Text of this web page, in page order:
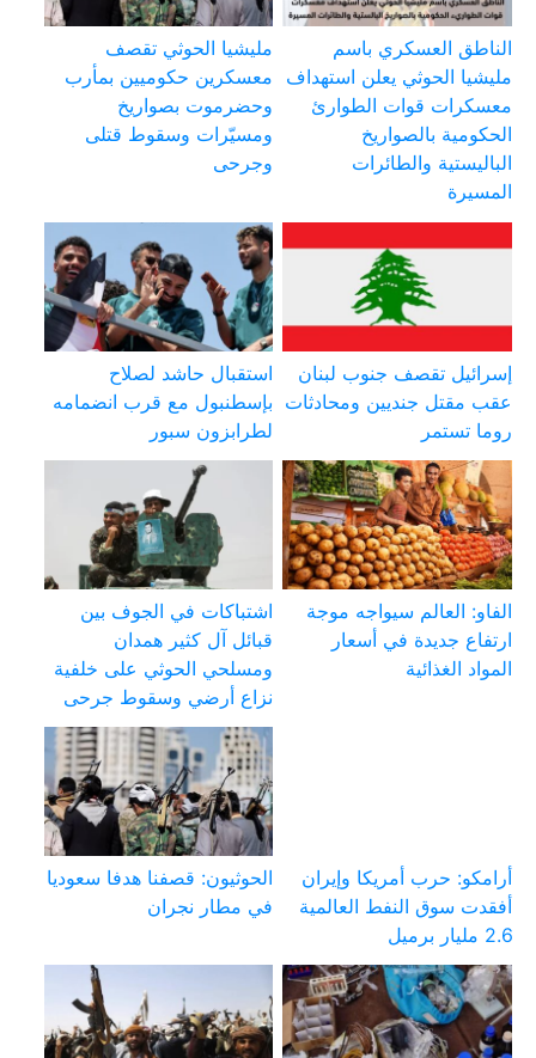
الناطق العسكري باسم
مليشيا الحوثي يعلن استهداف
معسكرات قوات الطوارئ
الحكومية بالصواريخ
الباليستية والطائرات
المسيرة
مليشيا الحوثي تقصف
معسكرين حكوميين بمأرب
وحضرموت بصواريخ
ومسيّرات وسقوط قتلى
وجرحى
إسرائيل تقصف جنوب لبنان
عقب مقتل جنديين ومحادثات
روما تستمر
استقبال حاشد لصلاح
بإسطنبول مع قرب انضمامه
لطرابزون سبور
الفاو: العالم سيواجه موجة
ارتفاع جديدة في أسعار
المواد الغذائية
اشتباكات في الجوف بين
قبائل آل كثير همدان
ومسلحي الحوثي على خلفية
نزاع أرضي وسقوط جرحى
أرامكو: حرب أمريكا وإيران
أفقدت سوق النفط العالمية
2.6 مليار برميل
الحوثيون: قصفنا هدفا سعوديا
في مطار نجران